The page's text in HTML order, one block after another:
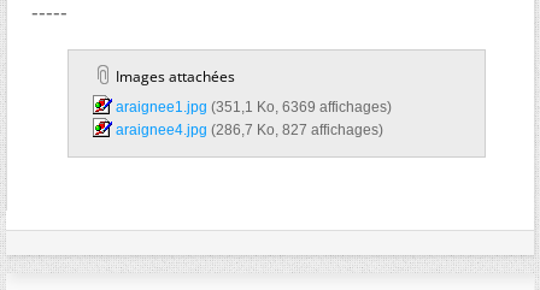
-----
Images attachées
araignee1.jpg‎ (351,1 Ko, 6369 affichages)
araignee4.jpg‎ (286,7 Ko, 827 affichages)